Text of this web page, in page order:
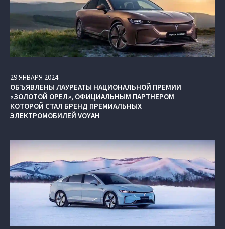
29ЯНВАРЯ 2024
ОБЪЯВЛЕНЫ ЛАУРЕАТЫ НАЦИОНАЛЬНОЙ ПРЕМИИ
«ЗОЛОТОЙ ОРЕЛ», ОФИЦИАЛЬНЫМ ПАРТНЕРОМ
КОТОРОЙ СТАЛ БРЕНД ПРЕМИАЛЬНЫХ
ЭЛЕКТРОМОБИЛЕЙ VOYAH